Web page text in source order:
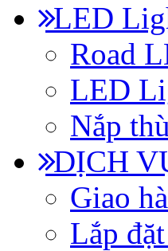
LED
Road
LED
Nắp
DỊCH
Giao
Lắp